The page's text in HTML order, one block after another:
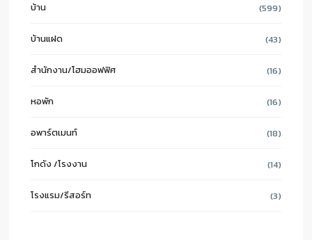
บ้าน (599)
บ้านแฝด (43)
สำนักงาน/โฮมออฟฟิศ (16)
หอพัก (16)
อพาร์ตเมนท์ (18)
โกดัง /โรงงาน (14)
โรงแรม/รีสอร์ท (3)